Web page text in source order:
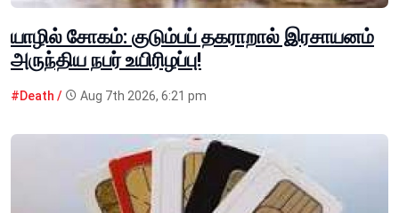
யாழில் சோகம்: குடும்பப் தகராறால் இரசாயனம்
அருந்திய நபர் உயிரிழப்பு!
#Death / Aug 7th 2026, 6:21 pm